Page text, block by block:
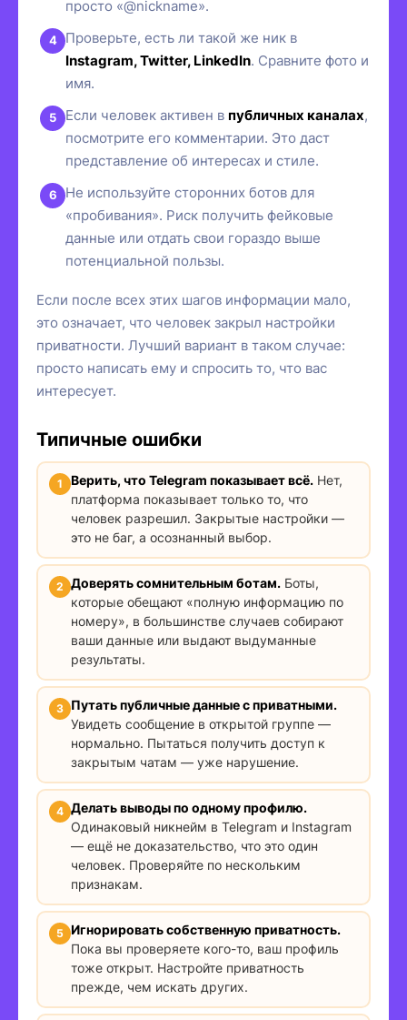
просто «@nickname».
Проверьте, есть ли такой же ник в
Instagram, Twitter, LinkedIn. Сравните фото и
имя.
Если человек активен в публичных каналах,
посмотрите его комментарии. Это даст
представление об интересах и стиле.
Не используйте сторонних ботов для
«пробивания». Риск получить фейковые
данные или отдать свои гораздо выше
потенциальной пользы.
Если после всех этих шагов информации мало,
это означает, что человек закрыл настройки
приватности. Лучший вариант в таком случае:
просто написать ему и спросить то, что вас
интересует.
Типичные ошибки
Верить, что Telegram показывает всё.Нет,
платформа показывает только то, что
человек разрешил. Закрытые настройки —
это не баг, а осознанный выбор.
Доверять сомнительным ботам.Боты,
которые обещают «полную информацию по
номеру», в большинстве случаев собирают
ваши данные или выдают выдуманные
результаты.
Путать публичные данные с приватными.
Увидеть сообщение в открытой группе —
нормально. Пытаться получить доступ к
закрытым чатам — уже нарушение.
Делать выводы по одному профилю.
Одинаковый никнейм в Telegram и Instagram
— ещё не доказательство, что это один
человек. Проверяйте по нескольким
признакам.
Игнорировать собственную приватность.
Пока вы проверяете кого-то, ваш профиль
тоже открыт. Настройте приватность
прежде, чем искать других.